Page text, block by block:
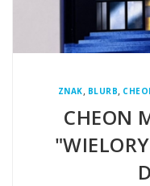
ZNAK, BLURB,
CHEON